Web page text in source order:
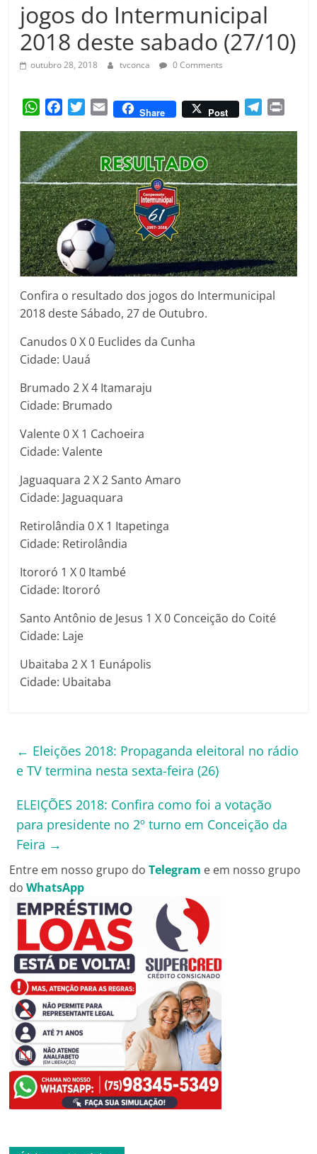
Amorim
jogos do Intermunicipal
2018 deste sabado (27/10)
outubro 28, 2018 tvconca 0 Comments
W
a
t
s
A
p
p
c
e
b
o
o
k
i
t
t
e
r
E
a
i
l
Share Post
l
e
g
r
a
m
i
n
t
Confira o resultado dos jogos do Intermunicipal
2018 deste Sábado, 27 de Outubro.
Canudos 0 X 0 Euclides da Cunha
Cidade: Uauá
Brumado 2 X 4 Itamaraju
Cidade: Brumado
Valente 0 X 1 Cachoeira
Cidade: Valente
Jaguaquara 2 X 2 Santo Amaro
Cidade: Jaguaquara
Retirolândia 0 X 1 Itapetinga
Cidade: Retirolândia
Itororó 1 X 0 Itambé
Cidade: Itororó
Santo Antônio de Jesus 1 X 0 Conceição do Coité
Cidade: Laje
Ubaitaba 2 X 1 Eunápolis
Cidade: Ubaitaba
← Eleições 2018: Propaganda eleitoral no rádio
e TV termina nesta sexta-feira (26)
ELEIÇÕES 2018: Confira como foi a votação
para presidente no 2º turno em Conceição da
Feira →
Entre em nosso grupo doTelegram e em nosso grupo
doWhatsApp